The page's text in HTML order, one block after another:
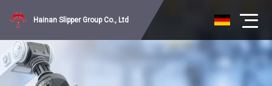
Hainan Slipper Group Co., Ltd